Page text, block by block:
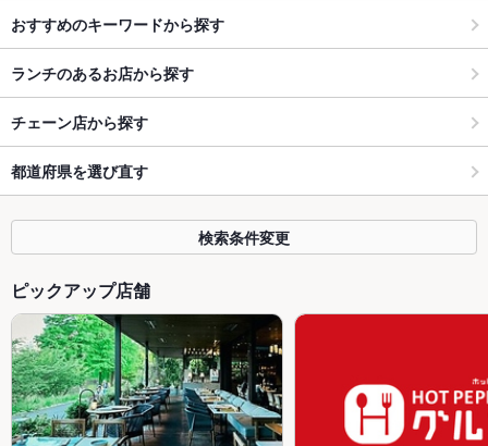
おすすめのキーワードから探す
ランチのあるお店から探す
チェーン店から探す
都道府県を選び直す
検索条件変更
ピックアップ店舗